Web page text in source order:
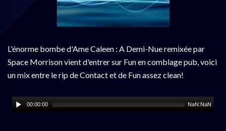
L'énorme bombe d'Ame Caleen : A Demi-Nue remixée par
Space Morrison vient d'entrer sur Fun en comblage pub, voici
un mix entre le rip de Contact et de Fun assez clean!
00:00:00 NaN:NaN